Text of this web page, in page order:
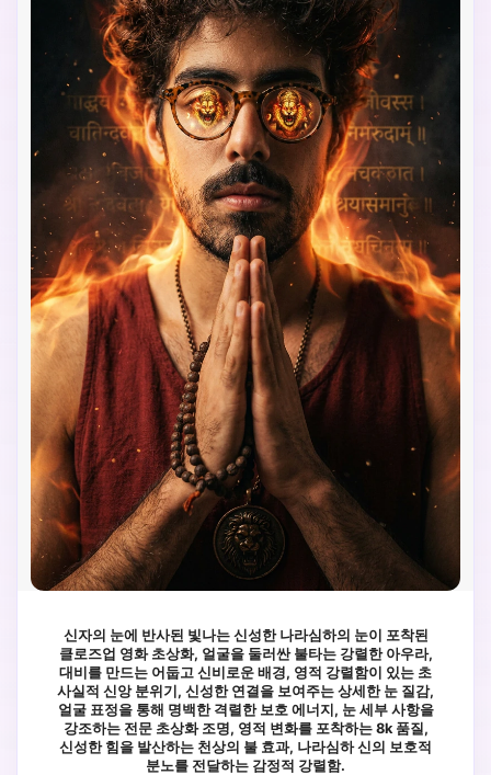
신자의 눈에 반사된 빛나는 신성한 나라심하의 눈이 포착된
클로즈업 영화 초상화, 얼굴을 둘러싼 불타는 강렬한 아우라,
대비를 만드는 어둡고 신비로운 배경, 영적 강렬함이 있는 초
사실적 신앙 분위기, 신성한 연결을 보여주는 상세한 눈 질감,
얼굴 표정을 통해 명백한 격렬한 보호 에너지, 눈 세부 사항을
강조하는 전문 초상화 조명, 영적 변화를 포착하는 8k 품질,
신성한 힘을 발산하는 천상의 불 효과, 나라심하 신의 보호적
분노를 전달하는 감정적 강렬함.